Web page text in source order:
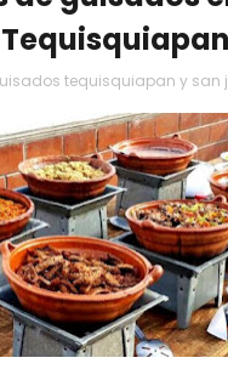
Tequisquiapan
tequisquiapan y san